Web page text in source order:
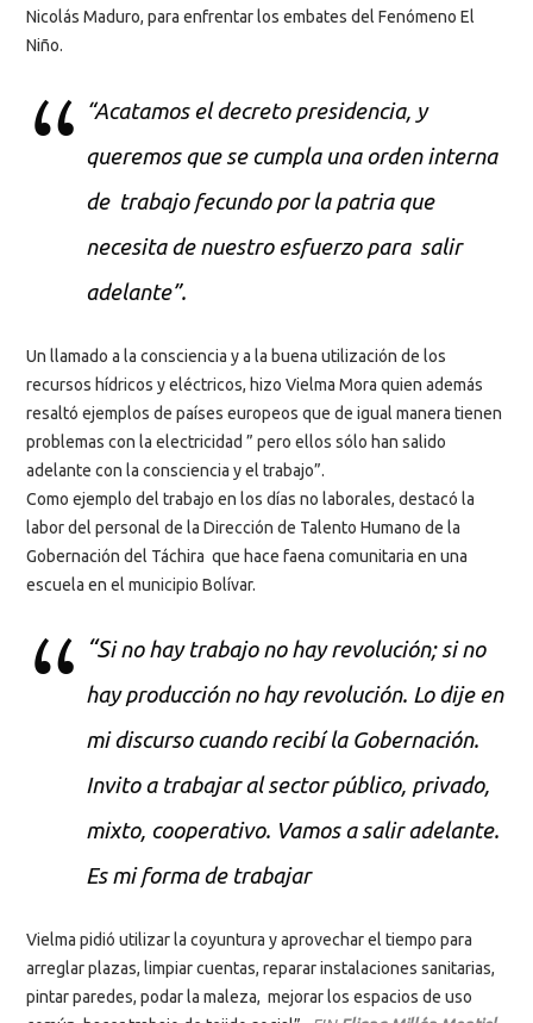
Nicolás Maduro, para enfrentar los embates del Fenómeno El
Niño.
“Acatamos el decreto presidencia, y
queremos que se cumpla una orden interna
de trabajo fecundo por la patria que
necesita de nuestro esfuerzo para salir
adelante”.
Un llamado a la consciencia y a la buena utilización de los
recursos hídricos y eléctricos, hizo Vielma Mora quien además
resaltó ejemplos de países europeos que de igual manera tienen
problemas con la electricidad ” pero ellos sólo han salido
adelante con la consciencia y el trabajo”.
Como ejemplo del trabajo en los días no laborales, destacó la
labor del personal de la Dirección de Talento Humano de la
Gobernación del Táchira que hace faena comunitaria en una
escuela en el municipio Bolívar.
“Si no hay trabajo no hay revolución; si no
hay producción no hay revolución. Lo dije en
mi discurso cuando recibí la Gobernación.
Invito a trabajar al sector público, privado,
mixto, cooperativo. Vamos a salir adelante.
Es mi forma de trabajar
Vielma pidió utilizar la coyuntura y aprovechar el tiempo para
arreglar plazas, limpiar cuentas, reparar instalaciones sanitarias,
pintar paredes, podar la maleza, mejorar los espacios de uso